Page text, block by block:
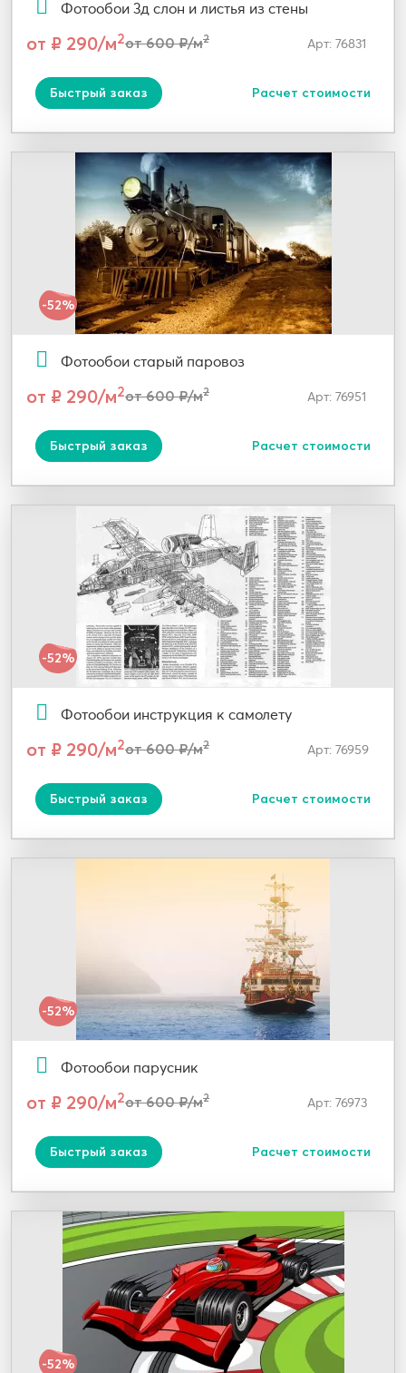
Фотообои 3д слон и листья из стены
от ₽ 290/м2от 600 ₽/м2 Арт: 76831
Быстрый заказ Расчет стоимости
-52%
Фотообои старый паровоз
от ₽ 290/м2от 600 ₽/м2 Арт: 76951
Быстрый заказ Расчет стоимости
-52%
Фотообои инструкция к самолету
от ₽ 290/м2от 600 ₽/м2 Арт: 76959
Быстрый заказ Расчет стоимости
-52%
Фотообои парусник
от ₽ 290/м2от 600 ₽/м2 Арт: 76973
Быстрый заказ Расчет стоимости
-52%